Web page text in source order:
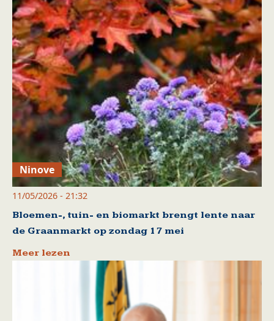
Ninove
11/05/2026 - 21:32
Bloemen-, tuin- en biomarkt brengt lente naar
de Graanmarkt op zondag 17 mei
Meer lezen